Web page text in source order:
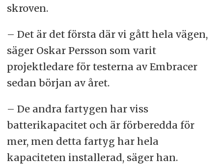
skroven.
– Det är det första där vi gått hela vägen,
säger Oskar Persson som varit
projektledare för testerna av Embracer
sedan början av året.
– De andra fartygen har viss
batterikapacitet och är förberedda för
mer, men detta fartyg har hela
kapaciteten installerad, säger han.